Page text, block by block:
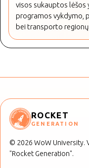
visos sukauptos lėšos
programos vykdymo,
bei transporto
ROCKET
GENERATION
© 2026 WoW University.
"Rocket Generation".